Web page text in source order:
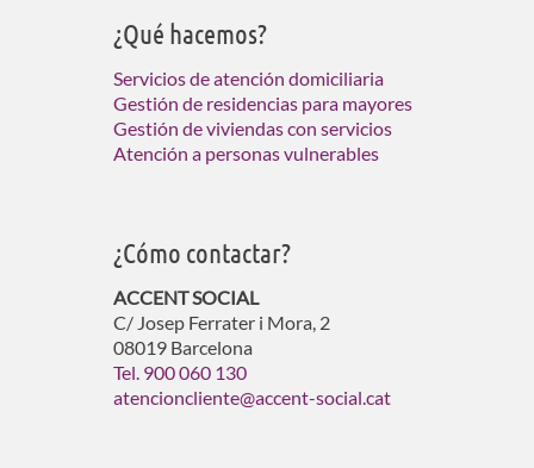
¿Qué hacemos?
Servicios de atención domiciliaria
Gestión de residencias para mayores
Gestión de viviendas con servicios
Atención a personas vulnerables
¿Cómo contactar?
ACCENT SOCIAL
C/ Josep Ferrater i Mora, 2
08019 Barcelona
Tel. 900 060 130
atencioncliente@accent-social.cat